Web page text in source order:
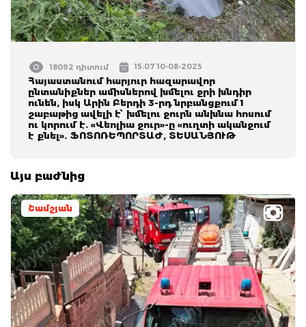
18092 դիտում 15:07 10-08-2025
Հայաստանում հարյուր հազարավոր
ընտանիքներ ամիսներով խմելու ջրի խնդիր
ունեն, իսկ Արին Բերդի 3-րդ նրբանցքում 1
շաբաթից ավելի է՝ խմելու ջուրն անխնա հոսում
ու կորում է. «Վեոլիա ջուր»-ը «ուղտի ականջում
է քնել». ՖՈՏՈՌԵՊՈՐՏԱԺ, ՏԵՍԱՆՅՈՒԹ
Այս բաժնից
Շամշյան